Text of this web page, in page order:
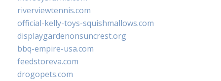
riverviewtennis.com
official-kelly-toys-squishmallows.com
displaygardenonsuncrest.org
bbq-empire-usa.com
feedstoreva.com
drogopets.com